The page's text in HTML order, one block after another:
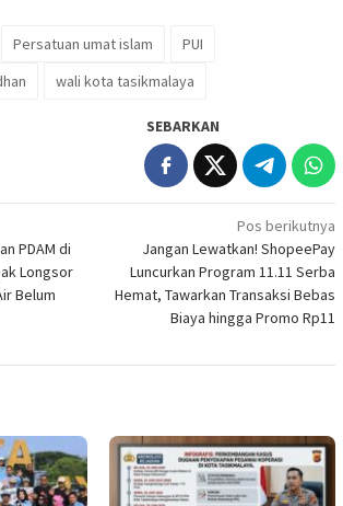
Persatuan umat islam
PUI
wali kota tasikmalaya
SEBARKAN
PDAM di
Longsor
Belum
Pos berikutnya
Jangan Lewatkan! ShopeePay
Luncurkan Program 11.11 Serba
Hemat, Tawarkan Transaksi Bebas
Biaya hingga Promo Rp11